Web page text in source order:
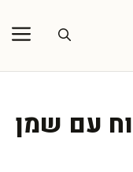
עם שמן